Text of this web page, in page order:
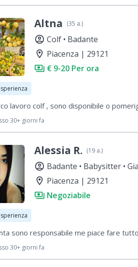
Altna (35 a.)
account_circle Colf • Badante
location_on Piacenza | 29121
payments € 9-20 Per ora
lavoro colf , sono disponibile o
30+ giorni fa
Alessia R. (19 a.)
account_circle Badante • Babysitter •
location_on Piacenza | 29121
payments Negoziabile
sono responsabile me piace fare
30+ giorni fa